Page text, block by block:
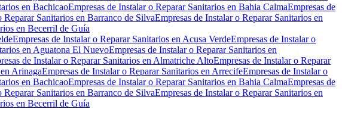
en BachicaoEmpresas de Instalar o Reparar Sanitarios en Bahia CalmaEmpresas de
Reparar Sanitarios en Barranco de SilvaEmpresas de Instalar o Reparar Sanitarios en
en Becerril de Guía
Empresas de Instalar o Reparar Sanitarios en Acusa VerdeEmpresas de Instalar o
en Aguatona El NuevoEmpresas de Instalar o Reparar Sanitarios en
de Instalar o Reparar Sanitarios en Almatriche AltoEmpresas de Instalar o Reparar
ArinagaEmpresas de Instalar o Reparar Sanitarios en ArrecifeEmpresas de Instalar o
en BachicaoEmpresas de Instalar o Reparar Sanitarios en Bahia CalmaEmpresas de
Reparar Sanitarios en Barranco de SilvaEmpresas de Instalar o Reparar Sanitarios en
en Becerril de Guía